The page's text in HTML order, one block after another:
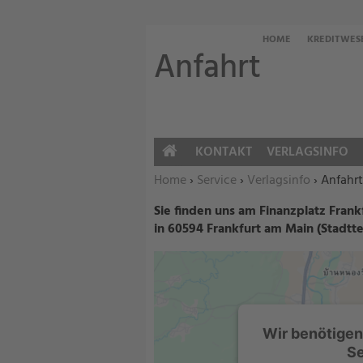
Anfahrt
HOME
Sie befinden sich hier:
Home › Service › Verlagsinfo ›
Sie finden uns am Finanzplatz
in 60594 Frankfurt am Main
Wir
HOME
KONTAKT VERLAGSINFO